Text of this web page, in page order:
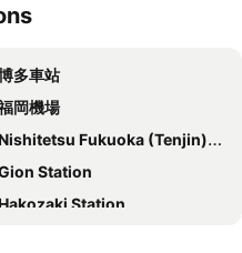
多車站
岡機場
Fukuoka (Tenjin) Station
Station
Station